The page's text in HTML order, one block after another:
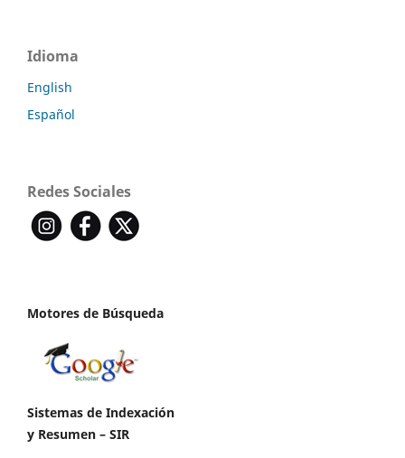
Idioma
English
Español
Redes Sociales
Motores de Búsqueda
Sistemas de Indexación
y Resumen – SIR